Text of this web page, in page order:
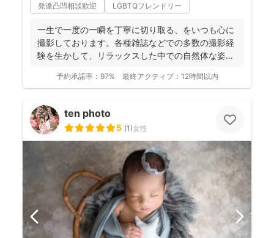
発達凸凹相談歓迎 LGBTQフレンドリー
一生で一度の一瞬を丁寧に切り取る、をいつも心に
撮影しております。各種雑誌などでの多数の撮影経
験を生かして、リラックスした中での自然体な姿の
予約承諾率： 97% 最終アクティブ： 12時間以内
ten photo
5 (1)女性